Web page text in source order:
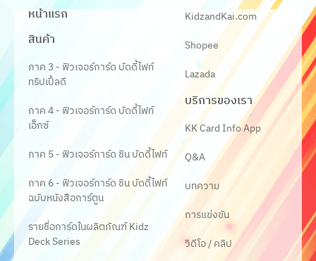
หน้าแรก
สินค้า
ภาค 3 - ฟิวเจอร์การ์ด บัดดี้ไฟท์
ทริปเปิ้ลดี
ภาค 4 - ฟิวเจอร์การ์ด บัดดี้ไฟท์
เอ็กซ์
ภาค 5 - ฟิวเจอร์การ์ด ชิน บัดดี้ไฟท์
ภาค 6 - ฟิวเจอร์การ์ด ชิน บัดดี้ไฟท์
ฉบับหนังสือการ์ตูน
รายชื่อการ์ดในผลิตภัณฑ์ Kidz
Deck Series
KidzandKai.com
Shopee
Lazada
บริการของเรา
KK Card Info App
Q&A
บทความ
การแข่งขัน
วิดีโอ / คลิป